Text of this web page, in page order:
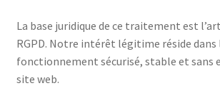
La base juridique de ce traitement est
RGPD. Notre intérêt légitime réside dans
fonctionnement sécurisé, stable et sans
site web.